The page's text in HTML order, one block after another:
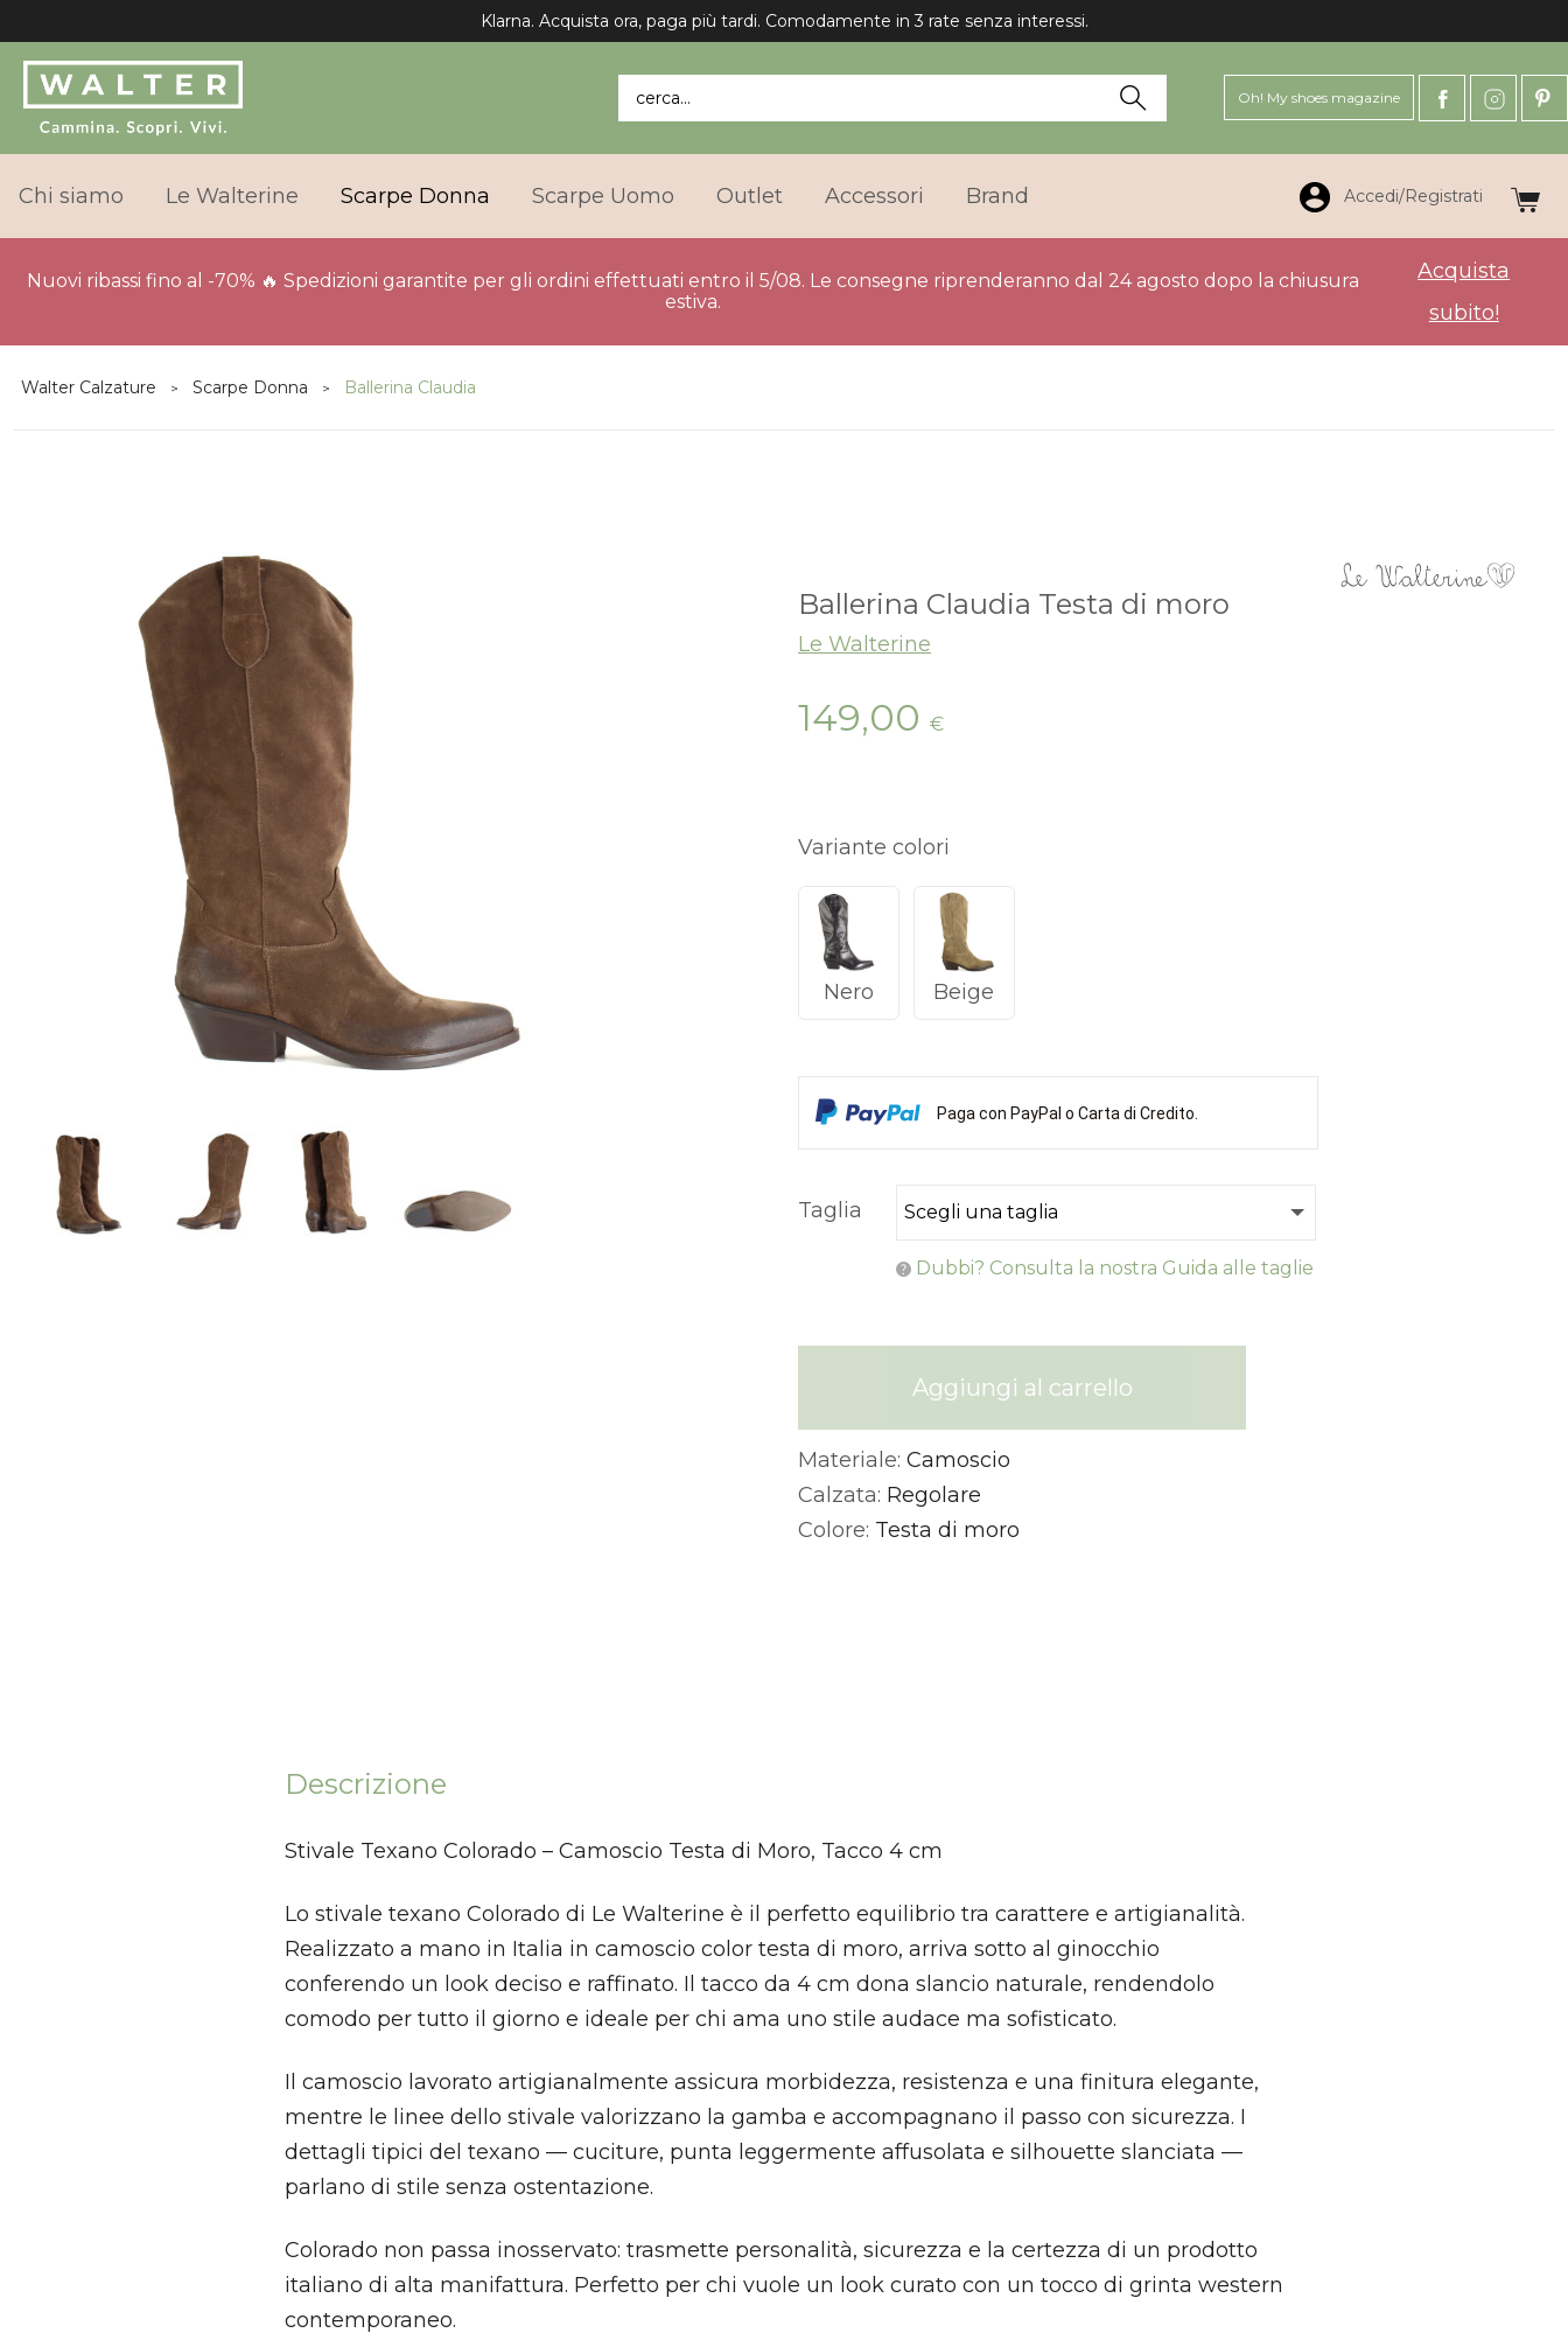
Klarna. Acquista ora, paga più tardi. Comodamente in 3 rate senza interessi.
cerca... Oh! My shoes magazine
Chi siamo Le Walterine Scarpe Donna Scarpe Uomo Outlet Accessori Brand Accedi/Registrati
Nuovi ribassi fino al -70% 🔥 Spedizioni garantite per gli ordini effettuati entro il 5/08. Le consegne riprenderanno dal 24 agosto dopo la chiusura
estiva.
Acquista
subito!
Walter Calzature Scarpe Donna Ballerina Claudia
Ballerina Claudia Testa di moro
Le Walterine
149,00 €
Variante colori
Nero Beige
Paga con PayPal o Carta di Credito.
Taglia
Dubbi? Consulta la nostra Guida alle taglie
Aggiungi al carrello
Alternative:
Materiale: Camoscio
Calzata: Regolare
Colore: Testa di moro
Descrizione
Stivale Texano Colorado – Camoscio Testa di Moro, Tacco 4 cm
Lo stivale texano Colorado di Le Walterine è il perfetto equilibrio tra carattere e artigianalità.
Realizzato a mano in Italia in camoscio color testa di moro, arriva sotto al ginocchio
conferendo un look deciso e raffinato. Il tacco da 4 cm dona slancio naturale, rendendolo
comodo per tutto il giorno e ideale per chi ama uno stile audace ma sofisticato.
Il camoscio lavorato artigianalmente assicura morbidezza, resistenza e una finitura elegante,
mentre le linee dello stivale valorizzano la gamba e accompagnano il passo con sicurezza. I
dettagli tipici del texano — cuciture, punta leggermente affusolata e silhouette slanciata —
parlano di stile senza ostentazione.
Colorado non passa inosservato: trasmette personalità, sicurezza e la certezza di un prodotto
italiano di alta manifattura. Perfetto per chi vuole un look curato con un tocco di grinta western
contemporaneo.